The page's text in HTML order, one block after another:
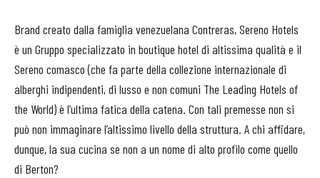
Brand creato dalla famiglia venezuelana Contreras, Sereno Hotels
è un Gruppo specializzato in boutique hotel di altissima qualità e il
Sereno comasco (che fa parte della collezione internazionale di
alberghi indipendenti, di lusso e non comuni The Leading Hotels of
the World) è l’ultima fatica della catena. Con tali premesse non si
può non immaginare l’altissimo livello della struttura. A chi affidare,
dunque, la sua cucina se non a un nome di alto profilo come quello
di Berton?